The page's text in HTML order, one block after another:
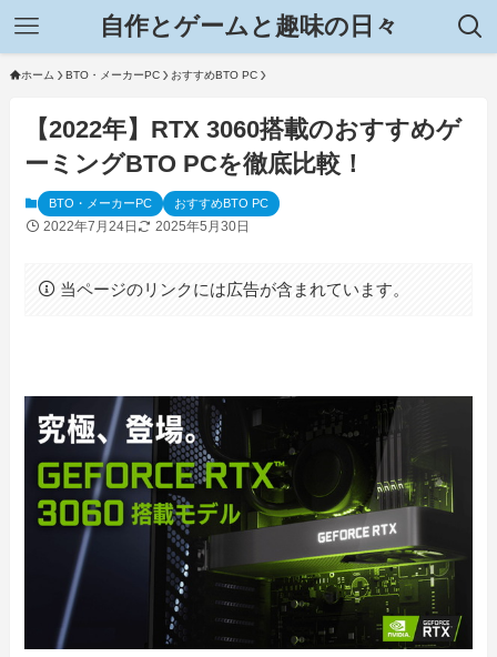
自作とゲームと趣味の日々
ホーム BTO・メーカーPC おすすめBTO PC
【2022年】RTX 3060搭載のおすすめゲ
ーミングBTO PCを徹底比較！
BTO・メーカーPC おすすめBTO PC
2022年7月24日 2025年5月30日
当ページのリンクには広告が含まれています。